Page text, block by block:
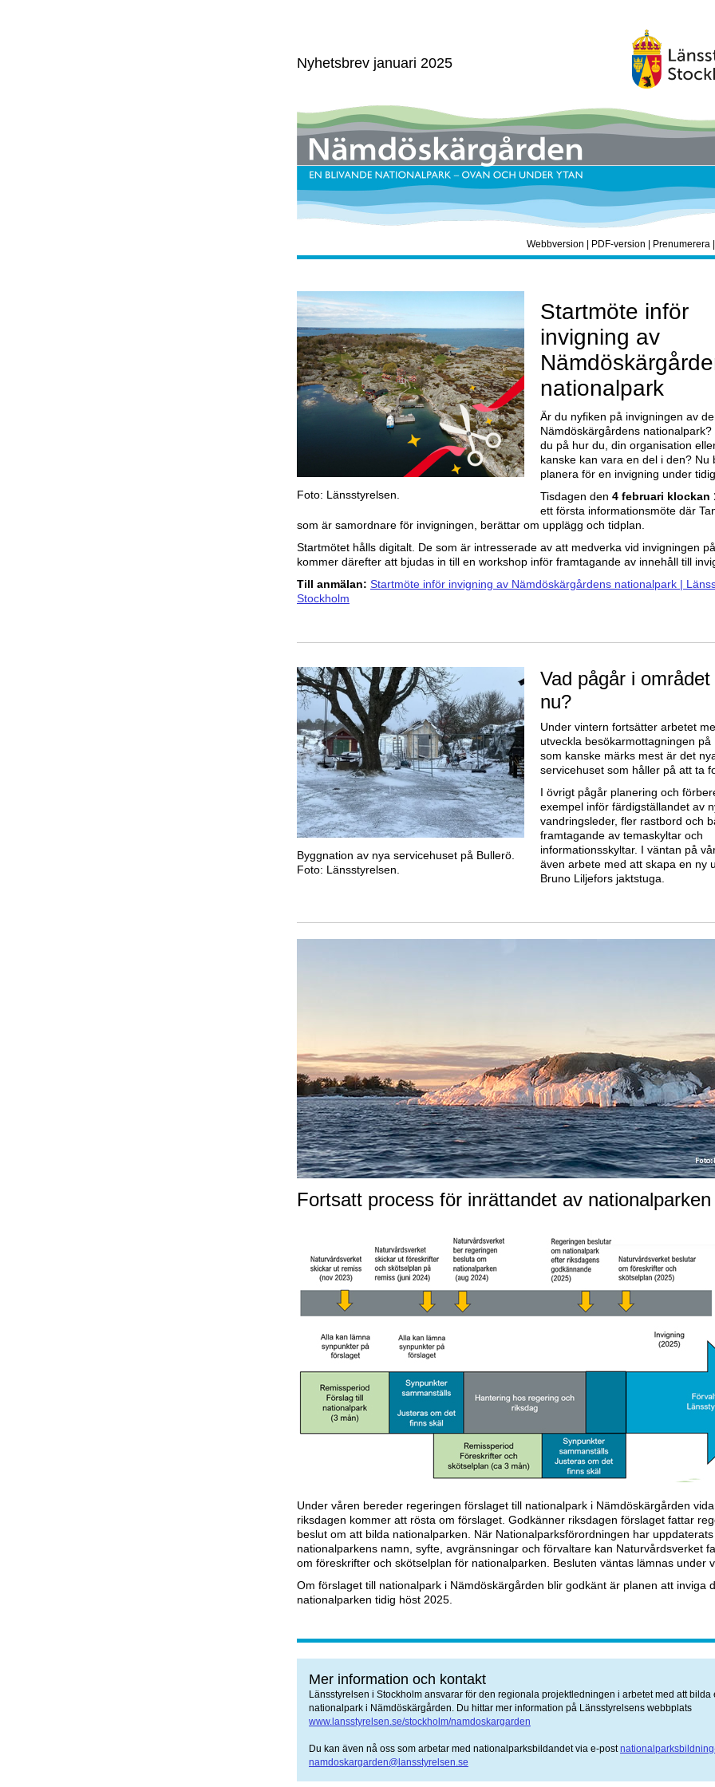
Nyhetsbrev januari 2025
Webbversion PDF-version Prenumerera
Foto: Länsstyrelsen.
Startmöte inför
invigning av
nationalpark
Är du nyfiken på invigningen av
Nämdöskärgårdens
du på hur du, din organisation
kanske kan vara en del i den? Nu
planera för en invigning under
Tisdagen den 4 februari klockan
ett första informationsmöte där
som är samordnare för invigningen, berättar om upplägg och tidplan.
Startmötet hålls digitalt. De som är intresserade av att medverka vid invigningen
kommer därefter att bjudas in till en workshop inför framtagande av innehåll till
Till anmälan: Startmöte inför invigning av Nämdöskärgårdens nationalpark |
Stockholm
Byggnation av nya servicehuset på Bullerö.
Foto: Länsstyrelsen.
Vad pågår i
nu?
Under vintern fortsätter arbetet
utveckla besökarmottagningen på
som kanske märks mest är det
servicehuset som håller på att ta
I övrigt pågår planering och
exempel inför färdigställandet av
vandringsleder, fler rastbord och
framtagande av temaskyltar och
informationsskyltar. I väntan på
även arbete med att skapa en ny
Bruno Liljefors jaktstuga.
Fortsatt process för inrättandet av
Under våren bereder regeringen förslaget till nationalpark i Nämdöskärgården
riksdagen kommer att rösta om förslaget. Godkänner riksdagen förslaget fattar
beslut om att bilda nationalparken. När Nationalparksförordningen har
nationalparkens namn, syfte, avgränsningar och förvaltare kan Naturvårdsverket
om föreskrifter och skötselplan för nationalparken. Besluten väntas lämnas under
Om förslaget till nationalpark i Nämdöskärgården blir godkänt är planen att inviga
nationalparken tidig höst 2025.
Mer information och kontakt
Länsstyrelsen i Stockholm ansvarar för den regionala projektledningen i arbetet med att bilda
nationalpark i Nämdöskärgården. Du hittar mer information på Länsstyrelsens webbplats
www.lansstyrelsen.se/stockholm/namdoskargarden
Du kan även nå oss som arbetar med nationalparksbildandet via e-post
namdoskargarden@lansstyrelsen.se